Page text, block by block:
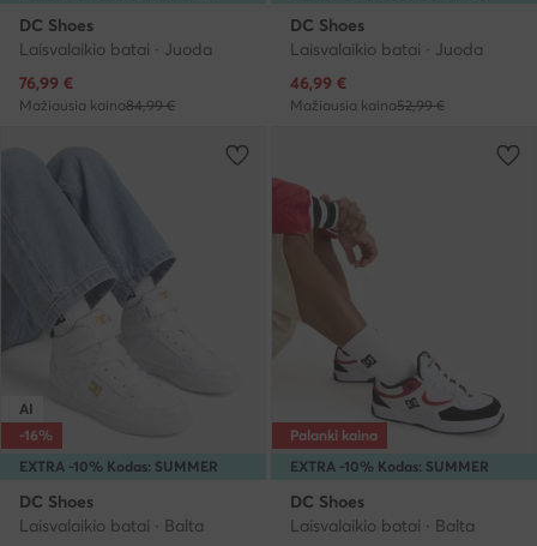
DC Shoes
Laisvalaikio batai · Juoda
Dabartinė kaina
76,99 €
Mažiausia kaina84,99 €
DC Shoes
Laisvalaikio batai · Juoda
Dabartinė kaina
46,99 €
Mažiausia kaina52,99 €
EXTRA -10% Kodas: SUMMER
AI
-16%
DC Shoes
Laisvalaikio batai · Balta
EXTRA -10% Kodas: SUMMER
Palanki kaina
DC Shoes
Laisvalaikio batai · Balta